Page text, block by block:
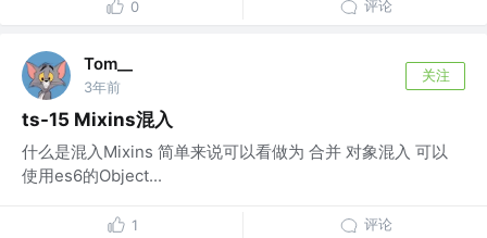
0 评论
Tom__
3年前
关注
ts-15 Mixins混入
什么是混入Mixins 简单来说可以看做为 合并 对象混入 可以
使用es6的Object...
1 评论